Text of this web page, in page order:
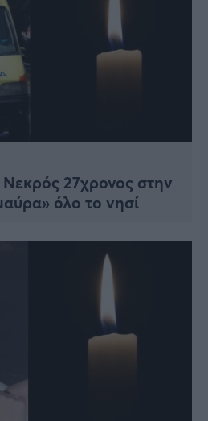
27χρονος στην
όλο το νησί